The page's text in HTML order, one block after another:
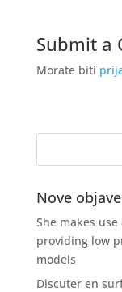
Submit a
Morate biti
Nove objave
She makes
providing low
models
Discuter en